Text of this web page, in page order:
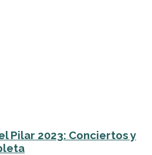
Pilar 2023: Conciertos y